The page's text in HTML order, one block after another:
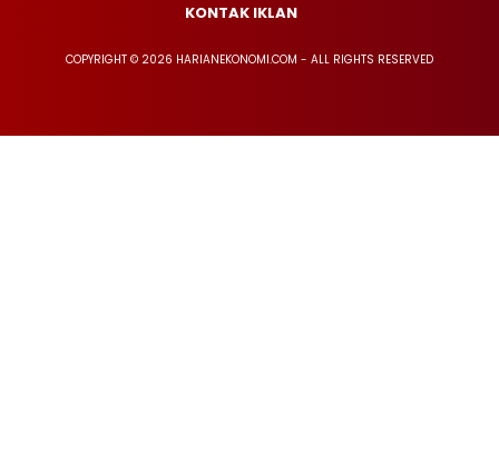
KONTAK IKLAN
COPYRIGHT © 2026 HARIANEKONOMI.COM - ALL RIGHTS RESERVED